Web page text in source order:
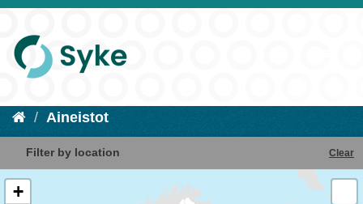
Aineistot
Filter by location Clear
+